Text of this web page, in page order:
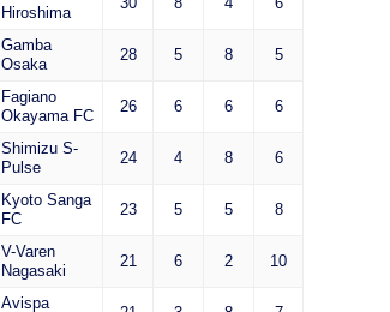
Hiroshima
Gamba
Osaka
28 5 8 5
Fagiano
Okayama FC
26 6 6 6
Shimizu S-
Pulse
24 4 8 6
Kyoto Sanga
FC
23 5 5 8
V-Varen
Nagasaki
21 6 2 10
Avispa